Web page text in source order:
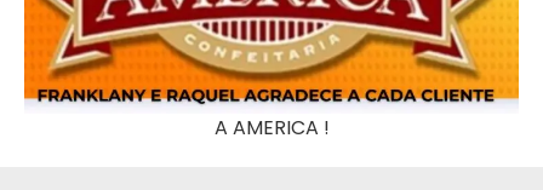
A AMERICA !